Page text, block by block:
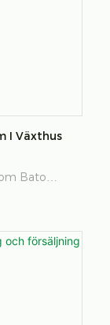
I Växthus
Bato
andra växter.